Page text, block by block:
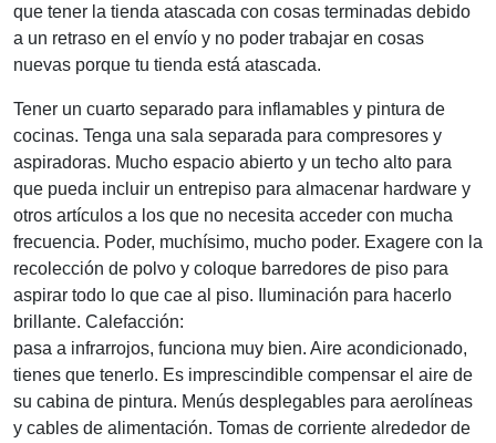
que tener la tienda atascada con cosas terminadas debido
a un retraso en el envío y no poder trabajar en cosas
nuevas porque tu tienda está atascada.
Tener un cuarto separado para inflamables y pintura de
cocinas. Tenga una sala separada para compresores y
aspiradoras. Mucho espacio abierto y un techo alto para
que pueda incluir un entrepiso para almacenar hardware y
otros artículos a los que no necesita acceder con mucha
frecuencia. Poder, muchísimo, mucho poder. Exagere con la
recolección de polvo y coloque barredores de piso para
aspirar todo lo que cae al piso. Iluminación para hacerlo
brillante. Calefacción:
pasa a infrarrojos, funciona muy bien. Aire acondicionado,
tienes que tenerlo. Es imprescindible compensar el aire de
su cabina de pintura. Menús desplegables para aerolíneas
y cables de alimentación. Tomas de corriente alrededor de